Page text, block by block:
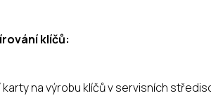
klíčů:
na výrobu klíčů v servisních